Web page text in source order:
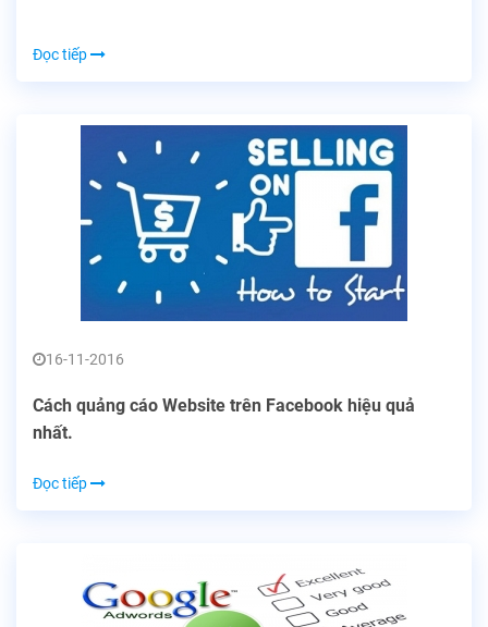
Đọc tiếp
16-11-2016
Cách quảng cáo Website trên Facebook hiệu quả
nhất.
Đọc tiếp